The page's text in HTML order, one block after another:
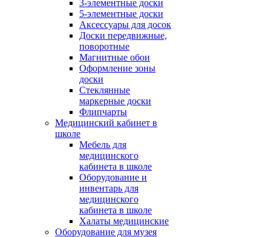
3-элементные доски
5-элементные доски
Аксессуары для досок
Доски передвижные,
поворотные
Магнитные обои
Оформление зоны
доски
Стеклянные
маркерные доски
Флипчарты
Медицинский кабинет в
школе
Мебель для
медицинского
кабинета в школе
Оборудование и
инвентарь для
медицинского
кабинета в школе
Халаты медицинские
Оборудование для музея